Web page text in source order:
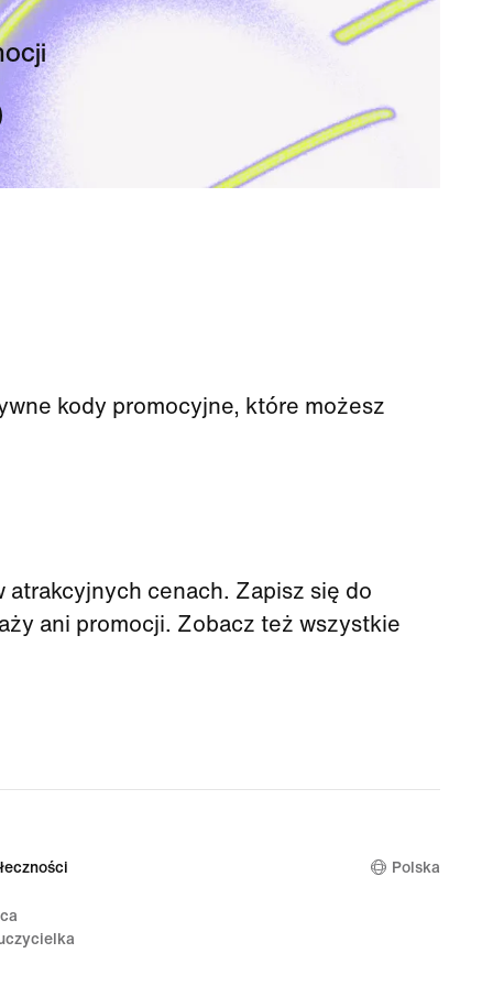
kody promocyjne, które możesz
cenach. Zapisz się do
ani promocji. Zobacz też wszystkie
Polska